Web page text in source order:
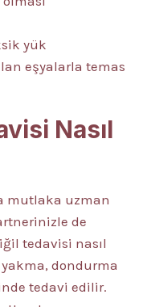
yük
eşyalarla temas
Nasıl
mutlaka uzman
de
tedavisi nasıl
dondurma
tedavi edilir.